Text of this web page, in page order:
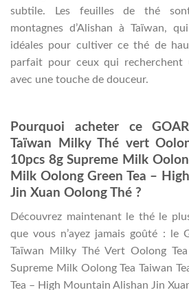
subtile. Les feuilles de thé
montagnes d’Alishan à Taïwan,
idéales pour cultiver ce thé de
parfait pour ceux qui recherchent
avec une touche de douceur.
Pourquoi acheter ce
Taïwan Milky Thé vert
10pcs 8g Supreme Milk
Milk Oolong Green Tea –
Jin Xuan Oolong Thé ?
Découvrez maintenant le thé le
que vous n’ayez jamais goûté : le
Taïwan Milky Thé Vert Oolong
Supreme Milk Oolong Tea Taiwan
Tea – High Mountain Alishan Jin